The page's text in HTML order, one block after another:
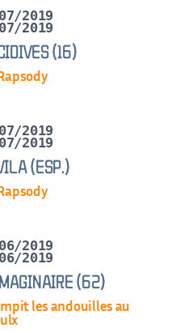
2019
(16)
2019
2019
(ESP.)
2019
2019
(62)
2019
les andouilles au